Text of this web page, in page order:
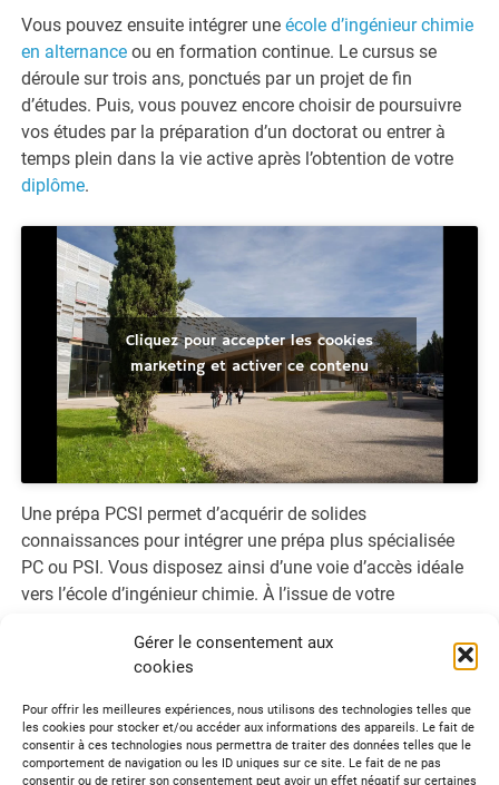
Gérer le consentement aux
cookies
Pour offrir les meilleures expériences, nous utilisons des technologies telles que
les cookies pour stocker et/ou accéder aux informations des appareils. Le fait de
consentir à ces technologies nous permettra de traiter des données telles que le
comportement de navigation ou les ID uniques sur ce site. Le fait de ne pas
consentir ou de retirer son consentement peut avoir un effet négatif sur certaines
Vous pouvez ensuite intégrer uneécole d’ingénieur chimie
en alternance ou en formation continue. Le cursus se
déroule sur trois ans, ponctués par un projet de fin
d’études. Puis, vous pouvez encore choisir de poursuivre
vos études par la préparation d’un doctorat ou entrer à
temps plein dans la vie active après l’obtention de votre
diplôme.
Cliquez pour accepter les cookies
marketing et activer ce contenu
Une prépa PCSI permet d’acquérir de solides
connaissances pour intégrer une prépa plus spécialisée
PC ou PSI. Vous disposez ainsi d’une voie d’accès idéale
vers l’école d’ingénieur chimie. À l’issue de votre
potentialités, vous ouvre les bras.
Tweetez Partagez Épingle
Formations & Métiers